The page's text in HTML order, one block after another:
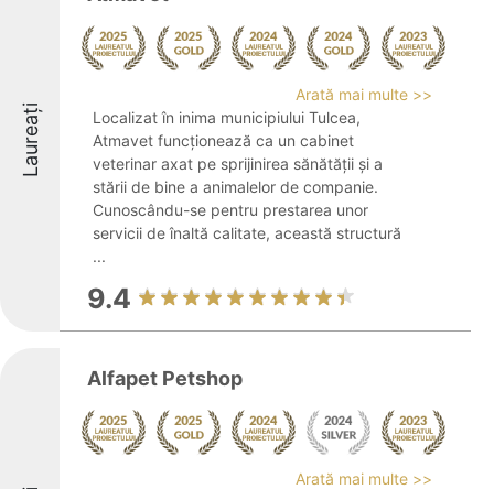
Laureați
Arată mai multe >>
Localizat în inima municipiului Tulcea,
Atmavet funcționează ca un cabinet
veterinar axat pe sprijinirea sănătății și a
stării de bine a animalelor de companie.
Cunoscându-se pentru prestarea unor
servicii de înaltă calitate, această structură
...
9.4
Alfapet Petshop
Arată mai multe >>